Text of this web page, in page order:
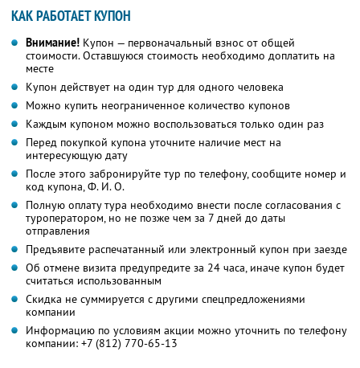
КАК РАБОТАЕТ КУПОН
Внимание! Купон — первоначальный взнос от общей
стоимости. Оставшуюся стоимость необходимо доплатить на
месте
Купон действует на один тур для одного человека
Можно купить неограниченное количество купонов
Каждым купоном можно воспользоваться только один раз
Перед покупкой купона уточните наличие мест на
интересующую дату
После этого забронируйте тур по телефону, сообщите номер и
код купона,Ф. И. О.
Полную оплату тура необходимо внести после согласования с
туроператором, но не позже чем за 7 дней до даты
отправления
Предъявите распечатанный или электронный купон при заезде
Об отмене визита предупредите за 24 часа, иначе купон будет
считаться использованным
Скидка не суммируется с другими спецпредложениями
компании
Информацию по условиям акции можно уточнить по телефону
компании: +7 (812) 770-65-13